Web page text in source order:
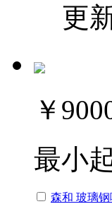
更
￥
最小
森和 玻璃